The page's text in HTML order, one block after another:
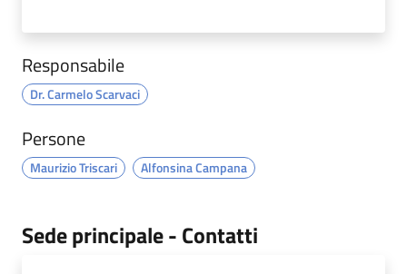
Responsabile
Dr. Carmelo Scarvaci
Persone
Maurizio Triscari Alfonsina Campana
Sede principale - Contatti